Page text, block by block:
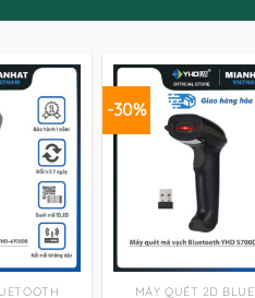
-30%
MÁY QUÉT 2D